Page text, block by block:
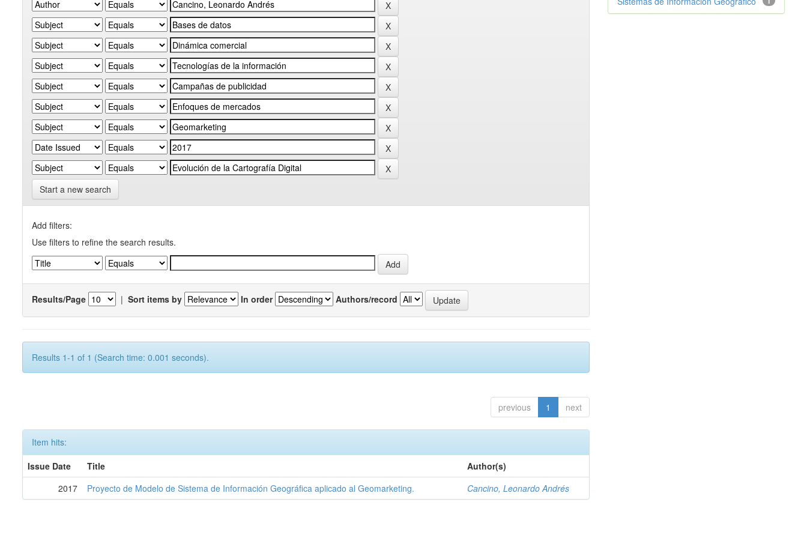
Start a new search
Add filters:
Use filters to refine the search results.
Results/Page | Sort items by In order Authors/record
Results 1-1 of 1 (Search time: 0.001 seconds).
previous 1 next
Item hits:
Issue Date
Title
Author(s)
2017
Proyecto de Modelo de Sistema de Información Geográfica aplicado al Geomarketing. Cancino, Leonardo Andrés